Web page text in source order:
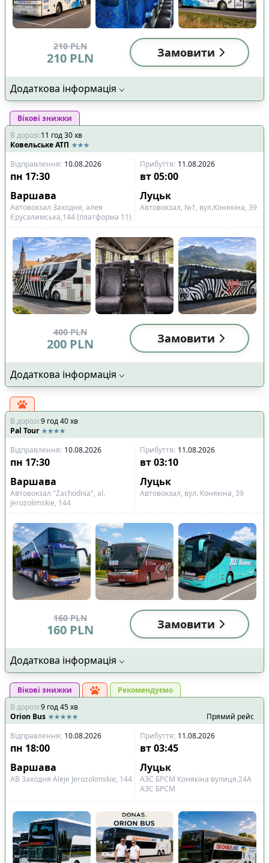
210 PLN
210 PLN Замовити
Додаткова інформація
Вікові знижки
В дорозі:11 год30хв
Ковельське АТП
Відправлення: 10.08.2026 Прибуття: 11.08.2026
пн 17:30 вт 05:00
Варшава
Луцьк
Автовокзал Заходня, алея
Єрусалимська,144 (платформа 11)
Автовокзал, №1, вул.Конякіна, 39
400 PLN
200 PLN Замовити
Додаткова інформація
В дорозі:9 год40хв
Pal Tour
Відправлення: 10.08.2026 Прибуття: 11.08.2026
пн 17:30 вт 03:10
Варшава
Луцьк
Автовокзал "Zachodnia", al.
Jerozolimskie, 144
Автовокзал, вул. Конякіна, 39
160 PLN
160 PLN Замовити
Додаткова інформація
Вікові знижки
Рекомендуємо
В дорозі:9 год45хв
Orion Bus
Прямий рейс
Відправлення: 10.08.2026 Прибуття: 11.08.2026
пн 18:00 вт 03:45
Варшава
Луцьк
АВ Заходня Aleje Jerozolimskie, 144
АЗС БРСМ Конякіна вулиця,24А
АЗС БРСМ